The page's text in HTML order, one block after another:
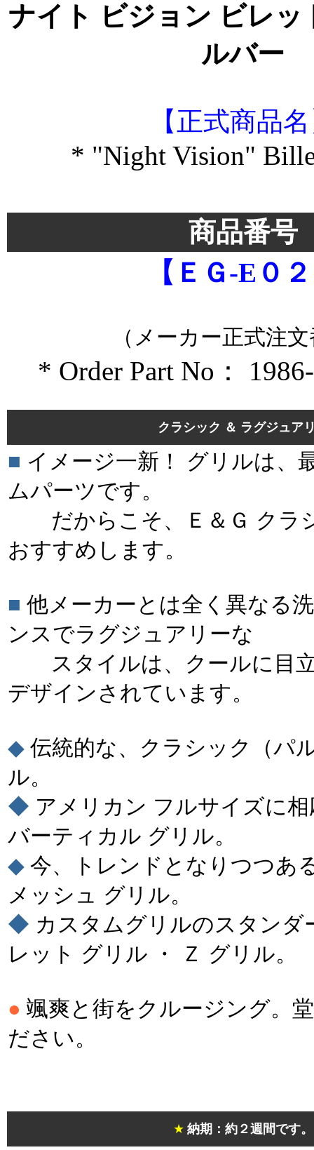
ナイト ビジョン ビレッ
ルバー
【正式商品
* "Night Vision"
商品番号
【ＥＧ-E０
（メーカー正式注
* Order Part No：
クラシック ＆ ラグジュア
■ イメージ一新！ グリルは、
ムパーツです。
だからこそ、Ｅ＆Ｇ クラ
おすすめします。
■ 他メーカーとは全く異なる
ンスでラグジュアリーな
スタイルは、クールに目
デザインされています。
◆ 伝統的な、クラシック（パ
ル。
◆ アメリカン フルサイズに
バーティカル グリル。
◆ 今、トレンドとなりつつあ
メッシュ グリル。
◆ カスタムグリルのスタンダ
レット グリル ・ Ｚ グリル。
● 颯爽と街をクルージング。
ださい。
★ 納期：約２週間です。